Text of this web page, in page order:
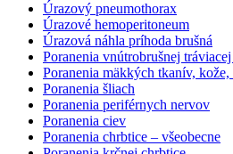
Úrazový pneumothorax
Úrazové hemoperitoneum
Úrazová náhla príhoda brušná
Poranenia vnútrobrušnej
Poranenia mäkkých tkanív,
Poranenia šliach
Poranenia periférnych nervov
Poranenia ciev
Poranenia chrbtice – všeobecne